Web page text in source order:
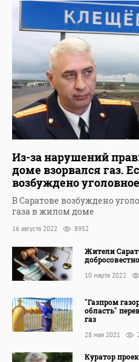
Из-за нарушений
доме взорвался газ.
возбуждено
В Саратове возбуждено
газа в жилом доме
16 августа 2022 8952
Жители
10 марта 2022
"Газпром
область"
газ
28 мая 2021
Куратор